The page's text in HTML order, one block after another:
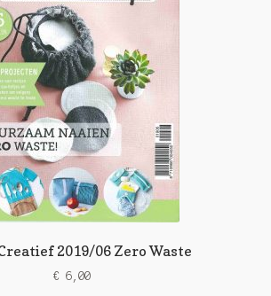
2019/06 Zero Waste
€ 6,00